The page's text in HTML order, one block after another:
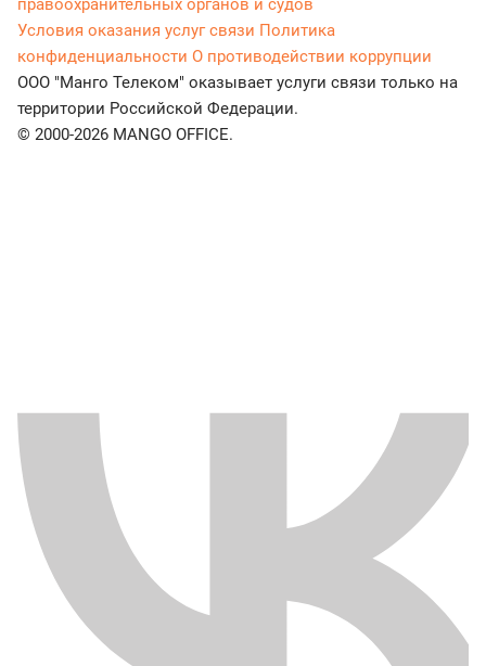
правоохранительных органов и судов
Условия оказания услуг связи Политика
конфиденциальности О противодействии коррупции
ООО "Манго Телеком" оказывает услуги связи только на
территории Российской Федерации.
© 2000-2026 MANGO OFFICE.